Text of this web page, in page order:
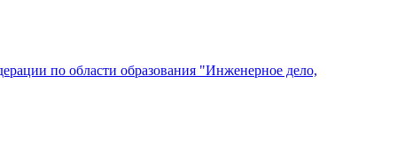
по области образования "Инженерное дело,